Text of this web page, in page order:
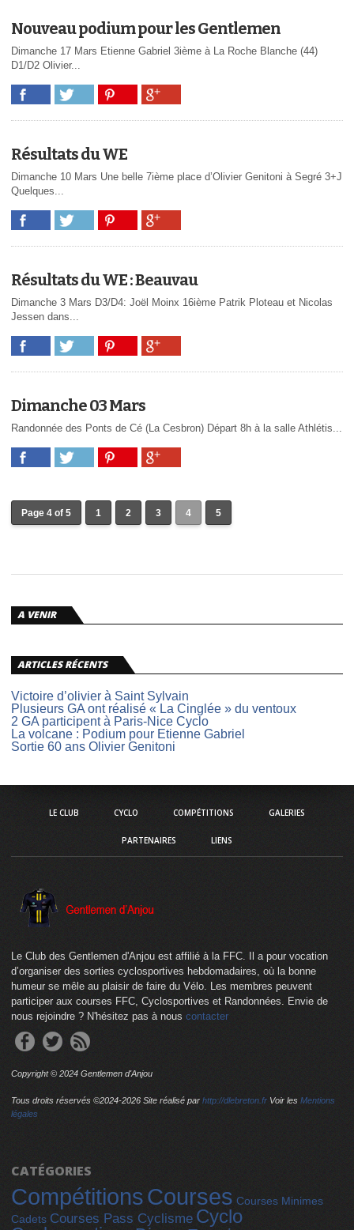
Nouveau podium pour les Gentlemen
Dimanche 17 Mars Etienne Gabriel 3ième à La Roche Blanche (44)
D1/D2 Olivier...
Résultats du WE
Dimanche 10 Mars Une belle 7ième place d’Olivier Genitoni à Segré 3+J
Quelques...
Résultats du WE : Beauvau
Dimanche 3 Mars D3/D4: Joël Moinx 16ième Patrik Ploteau et Nicolas
Jessen dans...
Dimanche 03 Mars
Randonnée des Ponts de Cé (La Cesbron) Départ 8h à la salle Athlétis...
Page 4 of 5 1 2 3 4 5
A VENIR
ARTICLES RÉCENTS
Victoire d’olivier à Saint Sylvain
Plusieurs GA ont réalisé « La Cinglée » du ventoux
2 GA participent à Paris-Nice Cyclo
La volcane : Podium pour Etienne Gabriel
Sortie 60 ans Olivier Genitoni
LE CLUB CYCLO COMPÉTITIONS GALERIES
PARTENAIRES LIENS
Le Club des Gentlemen d'Anjou est affilié à la FFC. Il a pour vocation
d’organiser des sorties cyclosportives hebdomadaires, où la bonne
humeur se mêle au plaisir de faire du Vélo. Les membres peuvent
participer aux courses FFC, Cyclosportives et Randonnées. Envie de
nous rejoindre ? N'hésitez pas à nous contacter
Copyright © 2024 Gentlemen d'Anjou
Tous droits réservés ©2024-2026 Site réalisé par http://dlebreton.fr Voir les Mentions
légales
CATÉGORIES
CompétitionsCourses Courses Minimes
Cadets Courses Pass Cyclisme Cyclo